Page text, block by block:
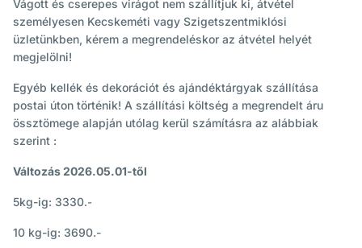
Vágott és cserepes virágot nem szállítjuk ki, átvétel
személyesen Kecskeméti vagy Szigetszentmiklósi
üzletünkben, kérem a megrendeléskor az átvétel helyét
megjelölni!
Egyéb kellék és dekorációt és ajándéktárgyak szállítása
postai úton történik! A szállítási költség a megrendelt áru
össztömege alapján utólag kerül számításra az alábbiak
szerint :
Változás 2026.05.01-től
5kg-ig: 3330.-
10 kg-ig: 3690.-